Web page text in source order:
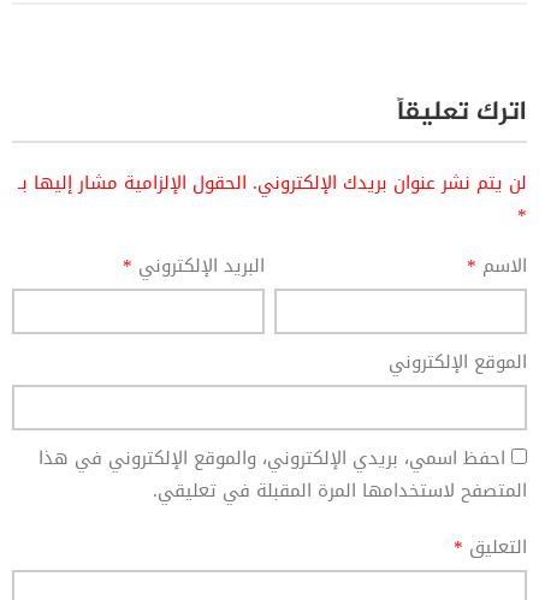
اترك تعليقاً
لن يتم نشر عنوان بريدك الإلكتروني. الحقول الإلزامية مشار إليها بـ
*
الاسم * البريد الإلكتروني *
الموقع الإلكتروني
احفظ اسمي، بريدي الإلكتروني، والموقع الإلكتروني في هذا
المتصفح لاستخدامها المرة المقبلة في تعليقي.
التعليق *